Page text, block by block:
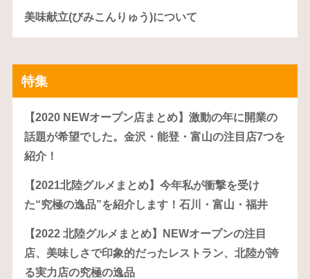
美味献立(びみこんりゅう)について
特集
【2020 NEWオープン店まとめ】激動の年に開業の
話題が希望でした。金沢・能登・富山の注目店7つを
紹介！
【2021北陸グルメまとめ】今年私が衝撃を受け
た“究極の逸品”を紹介します！石川・富山・福井
【2022 北陸グルメまとめ】NEWオープンの注目
店、美味しさで印象的だったレストラン、北陸が誇
る実力店の究極の逸品